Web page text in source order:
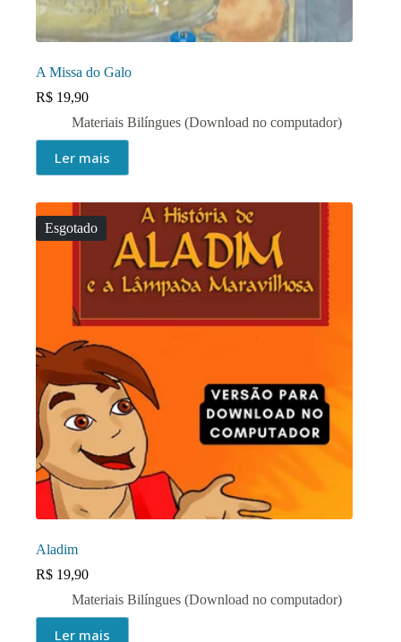
A Missa do Galo
R$ 19,90
Materiais Bilíngues (Download no computador)
Ler mais
Esgotado
Aladim
R$ 19,90
Materiais Bilíngues (Download no computador)
Ler mais